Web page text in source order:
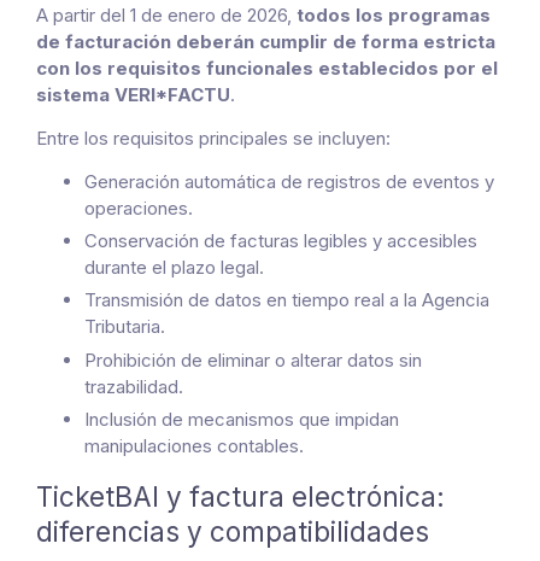
A partir del 1 de enero de 2026, todos los programas
de facturación deberán cumplir de forma estricta
con los requisitos funcionales establecidos por el
sistema VERI*FACTU.
Entre los requisitos principales se incluyen:
Generación automática de registros de eventos y
operaciones.
Conservación de facturas legibles y accesibles
durante el plazo legal.
Transmisión de datos en tiempo real a la Agencia
Tributaria.
Prohibición de eliminar o alterar datos sin
trazabilidad.
Inclusión de mecanismos que impidan
manipulaciones contables.
TicketBAI y factura electrónica:
diferencias y compatibilidades